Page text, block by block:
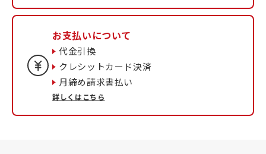
お支払いについて
代金引換
クレシットカード決済
月締め請求書払い
詳しくはこちら